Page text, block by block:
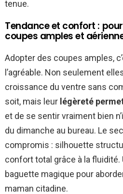
tenue.
Tendance et confort :
coupes amples et
Adopter des coupes amples,
l’agréable. Non seulement
croissance du ventre sans
soit, mais leur légèreté
et de se sentir vraiment bien
du dimanche au bureau. Le
compromis : silhouette
confort total grâce à la fluidité.
baguette magique pour
maman citadine.